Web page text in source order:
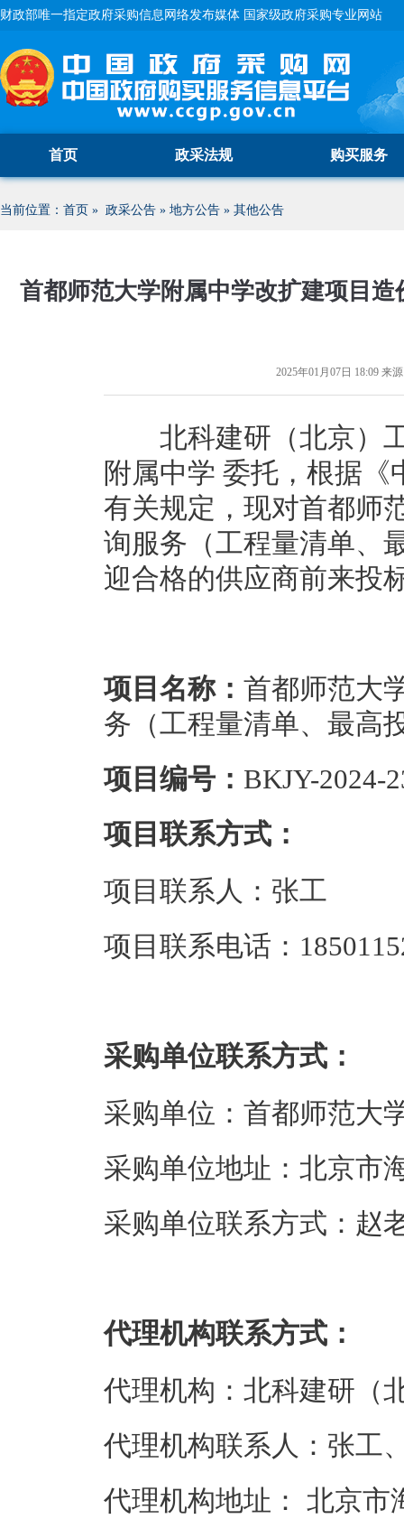
财政部唯一指定政府采购信息网络发布媒体 国家级政府采购专业网站
首页 政采法规 购买服务
当前位置： 首页 » 政采公告 » 地方公告 » 其他公告
首都师范大学附属中学改扩建项目
2025年01月07日 18:09 来
北科建研（北京）工
附属中学 委托，根据
有关规定，现对首都师
询服务（工程量清单、
迎合格的供应商前来投
项目名称： 首都师范大
务（工程量清单、最高
项目编号： BKJY-2024-
项目联系方式：
项目联系人：张工
项目联系电话：
采购单位联系方式：
采购单位：首都师范大
采购单位地址：北京市
采购单位联系方式：赵
代理机构联系方式：
代理机构：北科建研（
代理机构联系人：张工
代理机构地址： 北京市